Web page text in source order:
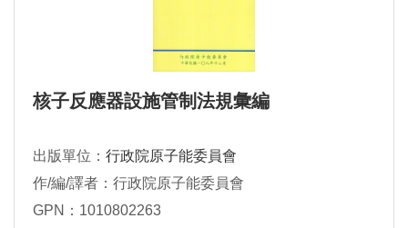
核子反應器設施管制法規彙編
出版單位： 行政院原子能委員會
作/編/譯者：行政院原子能委員會
GPN：1010802263